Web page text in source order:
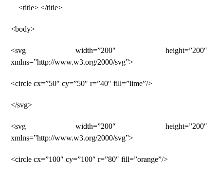
<title> </title>
<body>
<svg width=”200″ height=”200″
xmlns=”http://www.w3.org/2000/svg”>
<circle cx=”50″ cy=”50″ r=”40″ fill=”lime”/>
</svg>
<svg width=”200″ height=”200″
xmlns=”http://www.w3.org/2000/svg”>
<circle cx=”100″ cy=”100″ r=”80″ fill=”orange”/>